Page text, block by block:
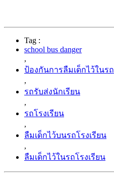
Tag :
school bus danger
,
ป้องกันการลืมเด็กไว้ในรถ
,
รถรับส่งนักเรียน
,
รถโรงเรียน
,
ลืมเด็กไว้บนรถโรงเรียน
,
ลืมเด็กไว้ในรถโรงเรียน